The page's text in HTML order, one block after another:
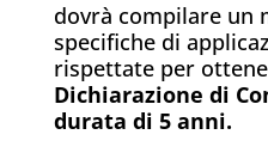
dovrà compilare un
specifiche di
rispettate per
Dichiarazione di
durata di 5 anni.